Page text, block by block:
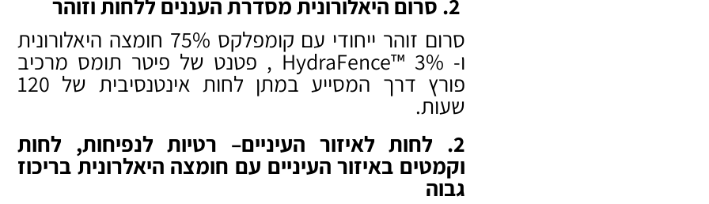
סרום זוהר ייחודי עם קומפלקס 75% חומצה היאלורונית
ו- 3% ™HydraFence , פטנט של פיטר תומס מרכיב
פורץ דרך המסייע במתן לחות אינטנסיבית של 120
שעות.
2. לחות לאיזור העיניים– רטיות לנפיחות, לחות
וקמטים באיזור העיניים עם חומצה היאלרונית בריכוז
גבוה